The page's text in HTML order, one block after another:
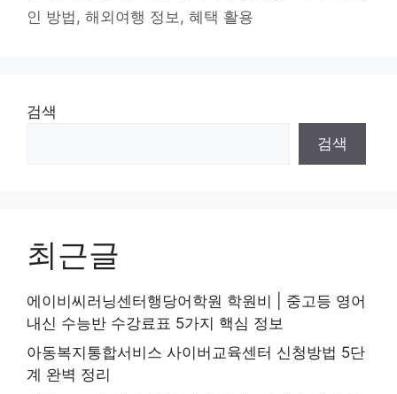
인 방법 , 해외여행 정보 , 혜택 활용
검색
검색
최근글
에이비씨러닝센터행당어학원 학원비 | 중고등 영어
내신 수능반 수강료표 5가지 핵심 정보
아동복지통합서비스 사이버교육센터 신청방법 5단
계 완벽 정리